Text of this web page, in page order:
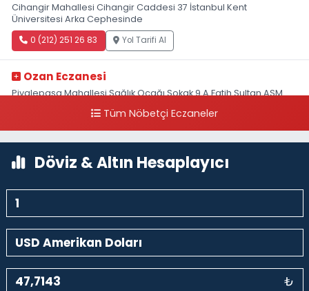
Cihangir Mahallesi Cihangir Caddesi 37 İstanbul Kent
Üniversitesi Arka Cephesinde
0 (212) 251 26 83 Yol Tarifi Al
Ozan Eczanesi
Piyalepaşa Mahallesi Sağlık Ocağı Sokak 9 A Fatih Sultan ASM
Tüm Nöbetçi Eczaneler
Döviz & Altın Hesaplayıcı
₺